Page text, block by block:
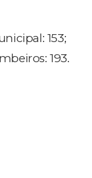
153;
193.